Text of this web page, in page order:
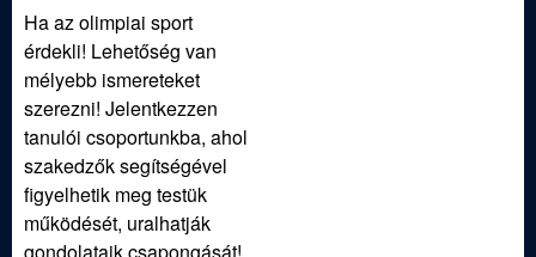
Ha az olimpiai sport
érdekli! Lehetőség van
mélyebb ismereteket
szerezni! Jelentkezzen
tanulói csoportunkba, ahol
szakedzők segítségével
figyelhetik meg testük
működését, uralhatják